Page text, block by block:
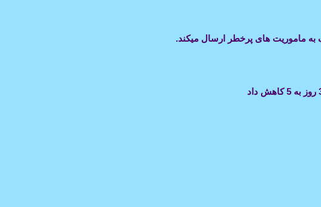
ماموریت های پرخطر ارسال میکند.